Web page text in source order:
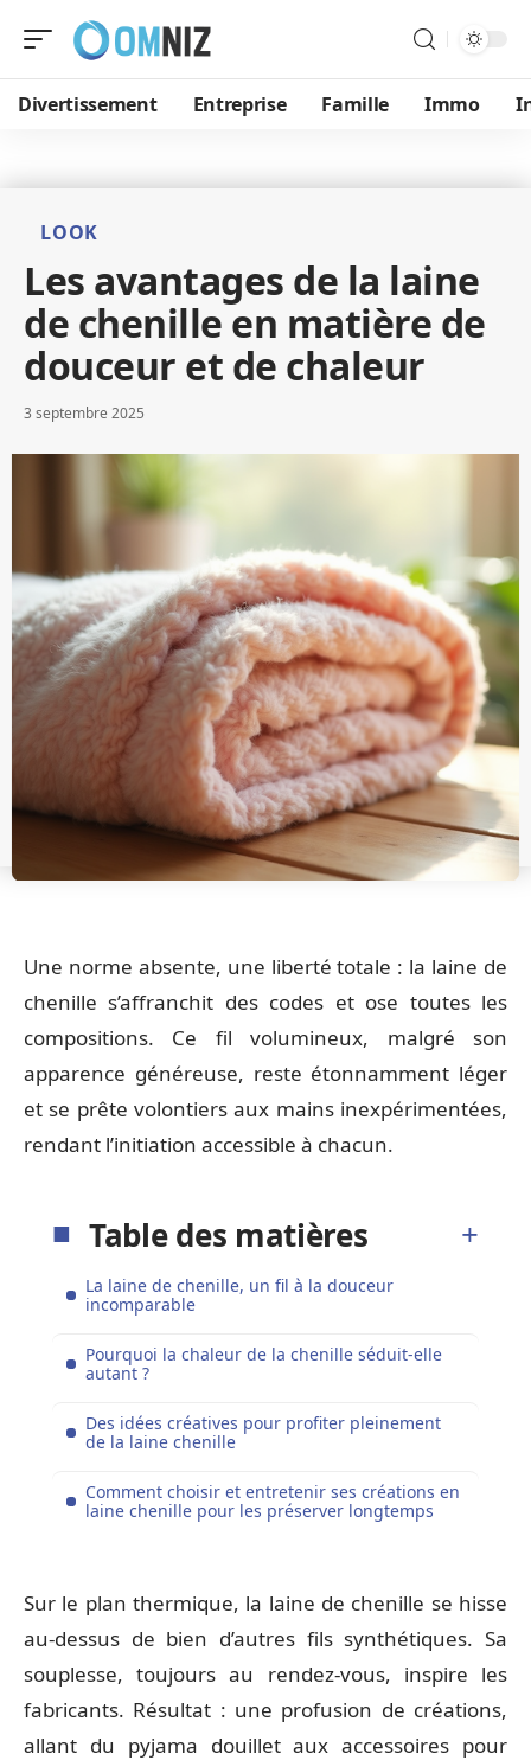
Divertissement Entreprise Famille Immo
LOOK
Les avantages de la laine
de chenille en matière de
douceur et de chaleur
3 septembre 2025
Une norme absente, une liberté totale : la laine de
chenille s’affranchit des codes et ose toutes les
compositions. Ce fil volumineux, malgré son
apparence généreuse, reste étonnamment léger
et se prête volontiers aux mains inexpérimentées,
rendant l’initiation accessible à chacun.
Table des matières
La laine de chenille, un fil à la douceur
incomparable
Pourquoi la chaleur de la chenille séduit-elle
autant ?
Des idées créatives pour profiter pleinement
de la laine chenille
Comment choisir et entretenir ses créations en
laine chenille pour les préserver longtemps
Sur le plan thermique, la laine de chenille se hisse
au-dessus de bien d’autres fils synthétiques. Sa
souplesse, toujours au rendez-vous, inspire les
fabricants. Résultat : une profusion de créations,
allant du pyjama douillet aux accessoires pour